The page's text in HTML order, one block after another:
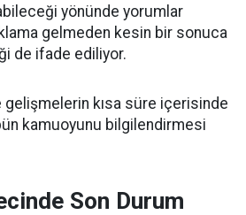
yönünde yorumlar
gelmeden kesin bir sonuca
de ifade ediliyor.
kısa süre içerisinde
kamuoyunu bilgilendirmesi
Son Durum